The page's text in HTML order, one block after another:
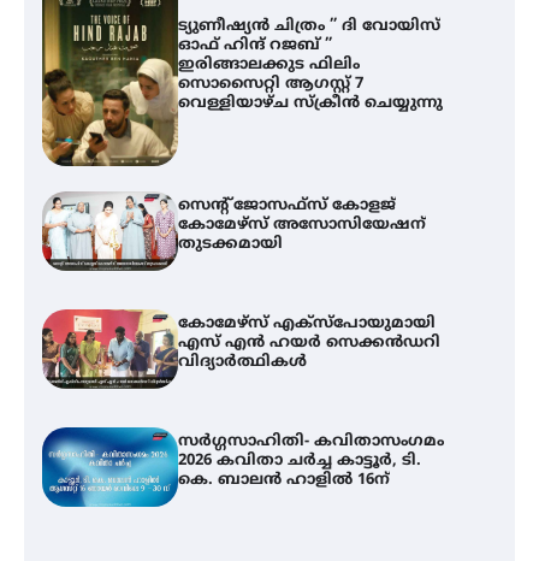
ട്യുണീഷ്യൻ ചിത്രം ” ദി വോയിസ്
ഓഫ് ഹിന്ദ് റജബ് ”
ഇരിങ്ങാലക്കുട ഫിലിം
സൊസൈറ്റി ആഗസ്റ്റ് 7
വെള്ളിയാഴ്ച സ്‌ക്രീൻ ചെയ്യുന്നു
സെന്റ് ജോസഫ്സ് കോളജ്
കോമേഴ്‌സ് അസോസിയേഷന്
തുടക്കമായി
കോമേഴ്സ് എക്സ്പോയുമായി
എസ് എൻ ഹയർ സെക്കൻഡറി
വിദ്യാർത്ഥികൾ
സർഗ്ഗസാഹിതി- കവിതാസംഗമം
2026 കവിതാ ചർച്ച കാട്ടൂർ, ടി.
കെ. ബാലൻ ഹാളിൽ 16ന്